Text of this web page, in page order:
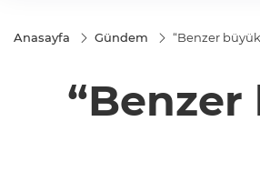
Anasayfa Gündem “Benzer